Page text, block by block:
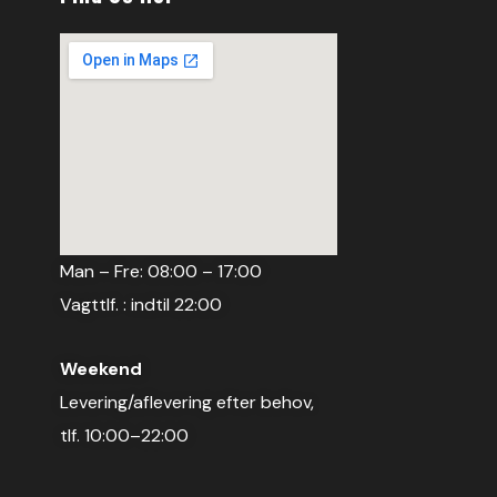
Man – Fre: 08:00 – 17:00
Vagttlf. : indtil 22:00
Weekend
Levering/aflevering efter behov,
tlf. 10:00–22:00